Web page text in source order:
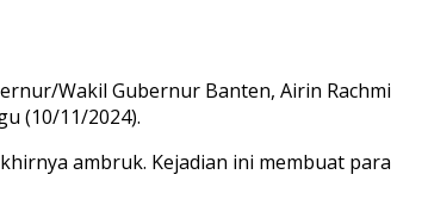
Wakil Gubernur Banten, Airin Rachmi
(10/11/2024).
ambruk. Kejadian ini membuat para